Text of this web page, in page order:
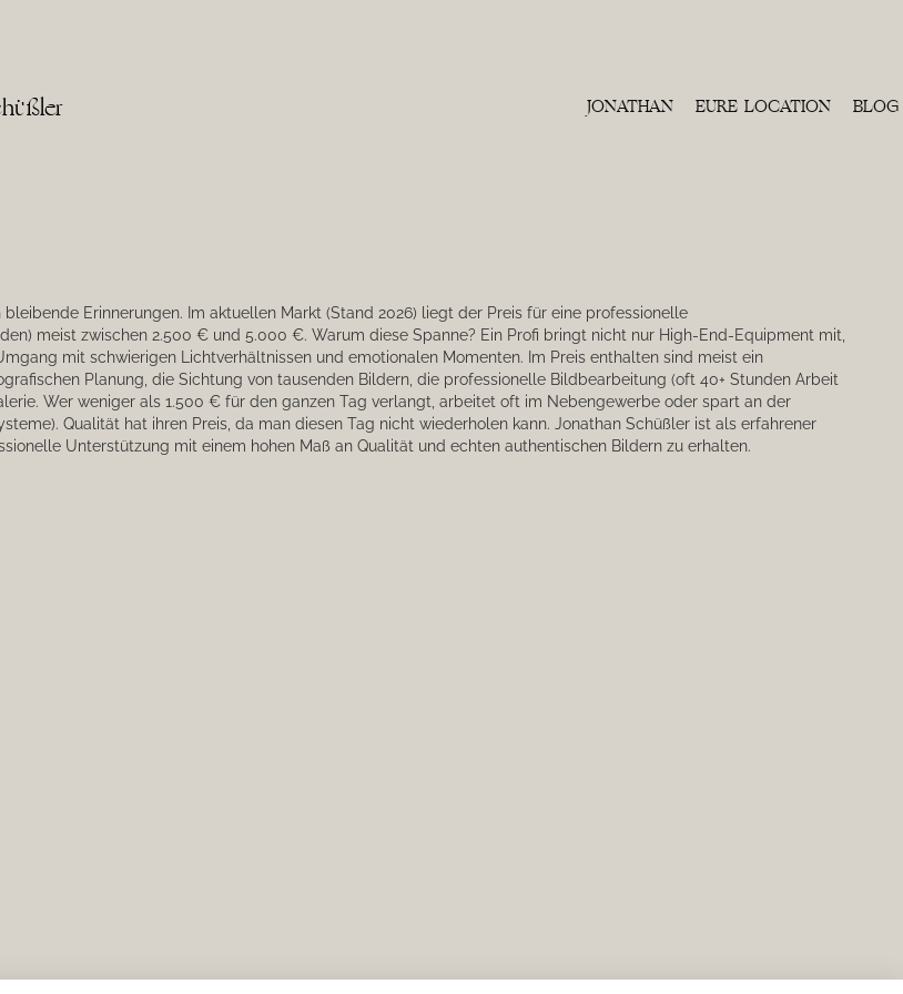
JONATHAN EURE LOCATION BLOG
bleibende Erinnerungen. Im aktuellen Markt (Stand 2026) liegt der Preis für eine professionelle
meist zwischen 2.500 € und 5.000 €. Warum diese Spanne? Ein Profi bringt nicht nur High-End-Equipment mit,
mit schwierigen Lichtverhältnissen und emotionalen Momenten. Im Preis enthalten sind meist ein
Planung, die Sichtung von tausenden Bildern, die professionelle Bildbearbeitung (oft 40+ Stunden Arbeit
Wer weniger als 1.500 € für den ganzen Tag verlangt, arbeitet oft im Nebengewerbe oder spart an der
Qualität hat ihren Preis, da man diesen Tag nicht wiederholen kann. Jonathan Schüßler ist als erfahrener
Unterstützung mit einem hohen Maß an Qualität und echten authentischen Bildern zu erhalten.